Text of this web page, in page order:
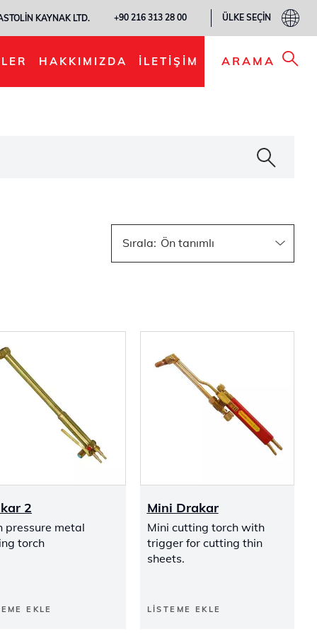
KAYNAK LTD. +90 216 313 28 00 ÜLKE SEÇIN
HAKKIMIZDA İLETIŞIM ARAMA
Sırala:
2
pressure metal
torch
EKLE
Mini Drakar
Mini cutting torch with
trigger for cutting thin
sheets.
LISTEME EKLE